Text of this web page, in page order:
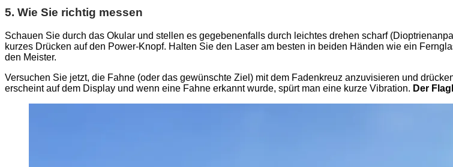
5. Wie Sie richtig messen
Schauen Sie durch das Okular und stellen es gegebenenfalls durch leichtes drehen scharf
kurzes Drücken auf den Power-Knopf. Halten Sie den Laser am besten in beiden Händen wie ein
den Meister.
Versuchen Sie jetzt, die Fahne (oder das gewünschte Ziel) mit dem Fadenkreuz anzuvisieren und
erscheint auf dem Display und wenn eine Fahne erkannt wurde, spürt man eine kurze Vibration. Der